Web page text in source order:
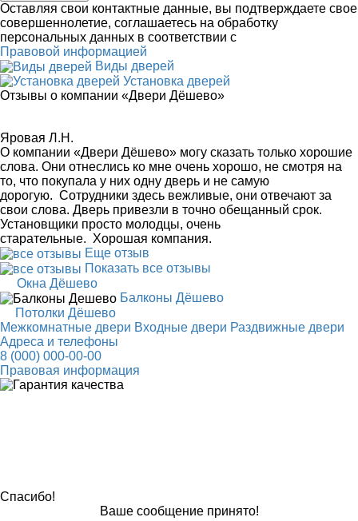
Оставляя свои контактные данные, вы подтверждаете свое
совершеннолетие, соглашаетесь на обработку
персональных данных в соответствии с
Правовой информацией
Виды дверей
Установка дверей
Отзывы о компании «Двери Дёшево»
Яровая Л.Н.
О компании «Двери Дёшево» могу сказать только хорошие
слова. Они отнеслись ко мне очень хорошо, не смотря на
то, что покупала у них одну дверь и не самую
дорогую. Сотрудники здесь вежливые, они отвечают за
свои слова. Дверь привезли в точно обещанный срок.
Установщики просто молодцы, очень
старательные. Хорошая компания.
Еще отзыв
Показать все отзывы
Окна Дёшево
Балконы Дёшево
Потолки Дёшево
Межкомнатные двери Входные двери Раздвижные двери
Адреса и телефоны
8 (000) 000-00-00
Правовая информация
Спасибо!
Ваше сообщение принято!